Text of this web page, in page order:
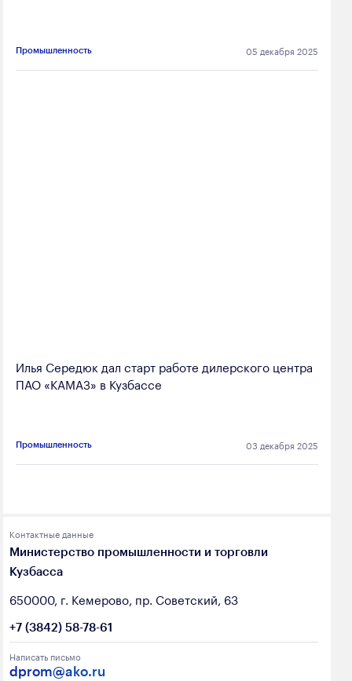
Промышленность 05 декабря 2025
Илья Середюк дал старт работе дилерского центра
ПАО «КАМАЗ» в Кузбассе
Промышленность 03 декабря 2025
Контактные данные
Министерство промышленности и торговли
Кузбасса
650000, г. Кемерово, пр. Советский, 63
+7 (3842) 58-78-61
Написать письмо
dprom@ako.ru